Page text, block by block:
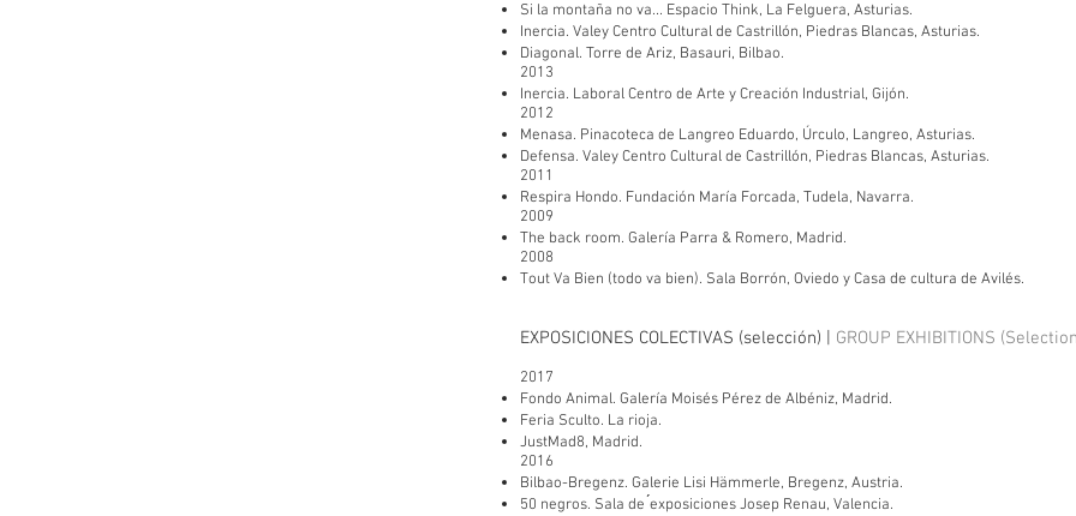
Si la montaña no va... Espacio Think, La Felguera, Asturias.
Inercia. Valey Centro Cultural de Castrillón, Piedras Blancas, Asturias.
Diagonal. Torre de Ariz, Basauri, Bilbao.
2013
Inercia. Laboral Centro de Arte y Creación Industrial, Gijón.
2012
Menasa. Pinacoteca de Langreo Eduardo, Úrculo, Langreo, Asturias.
Defensa. Valey Centro Cultural de Castrillón, Piedras Blancas, Asturias.
2011
Respira Hondo. Fundación María Forcada, Tudela, Navarra.
2009
The back room. Galería Parra & Romero, Madrid.
2008
Tout Va Bien (todo va bien). Sala Borrón, Oviedo y Casa de cultura de Avilés.
EXPOSICIONES COLECTIVAS (selección) | GROUP EXHIBITIONS
2017
Fondo Animal. Galería Moisés Pérez de Albéniz, Madrid.
Feria Sculto. La rioja.
JustMad8, Madrid.
2016
Bilbao-Bregenz. Galerie Lisi Hämmerle, Bregenz, Austria.
50 negros. Sala de ́exposiciones Josep Renau, Valencia.